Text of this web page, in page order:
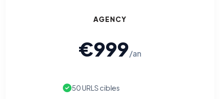
AGENCY
€999/an
50 URLS cibles